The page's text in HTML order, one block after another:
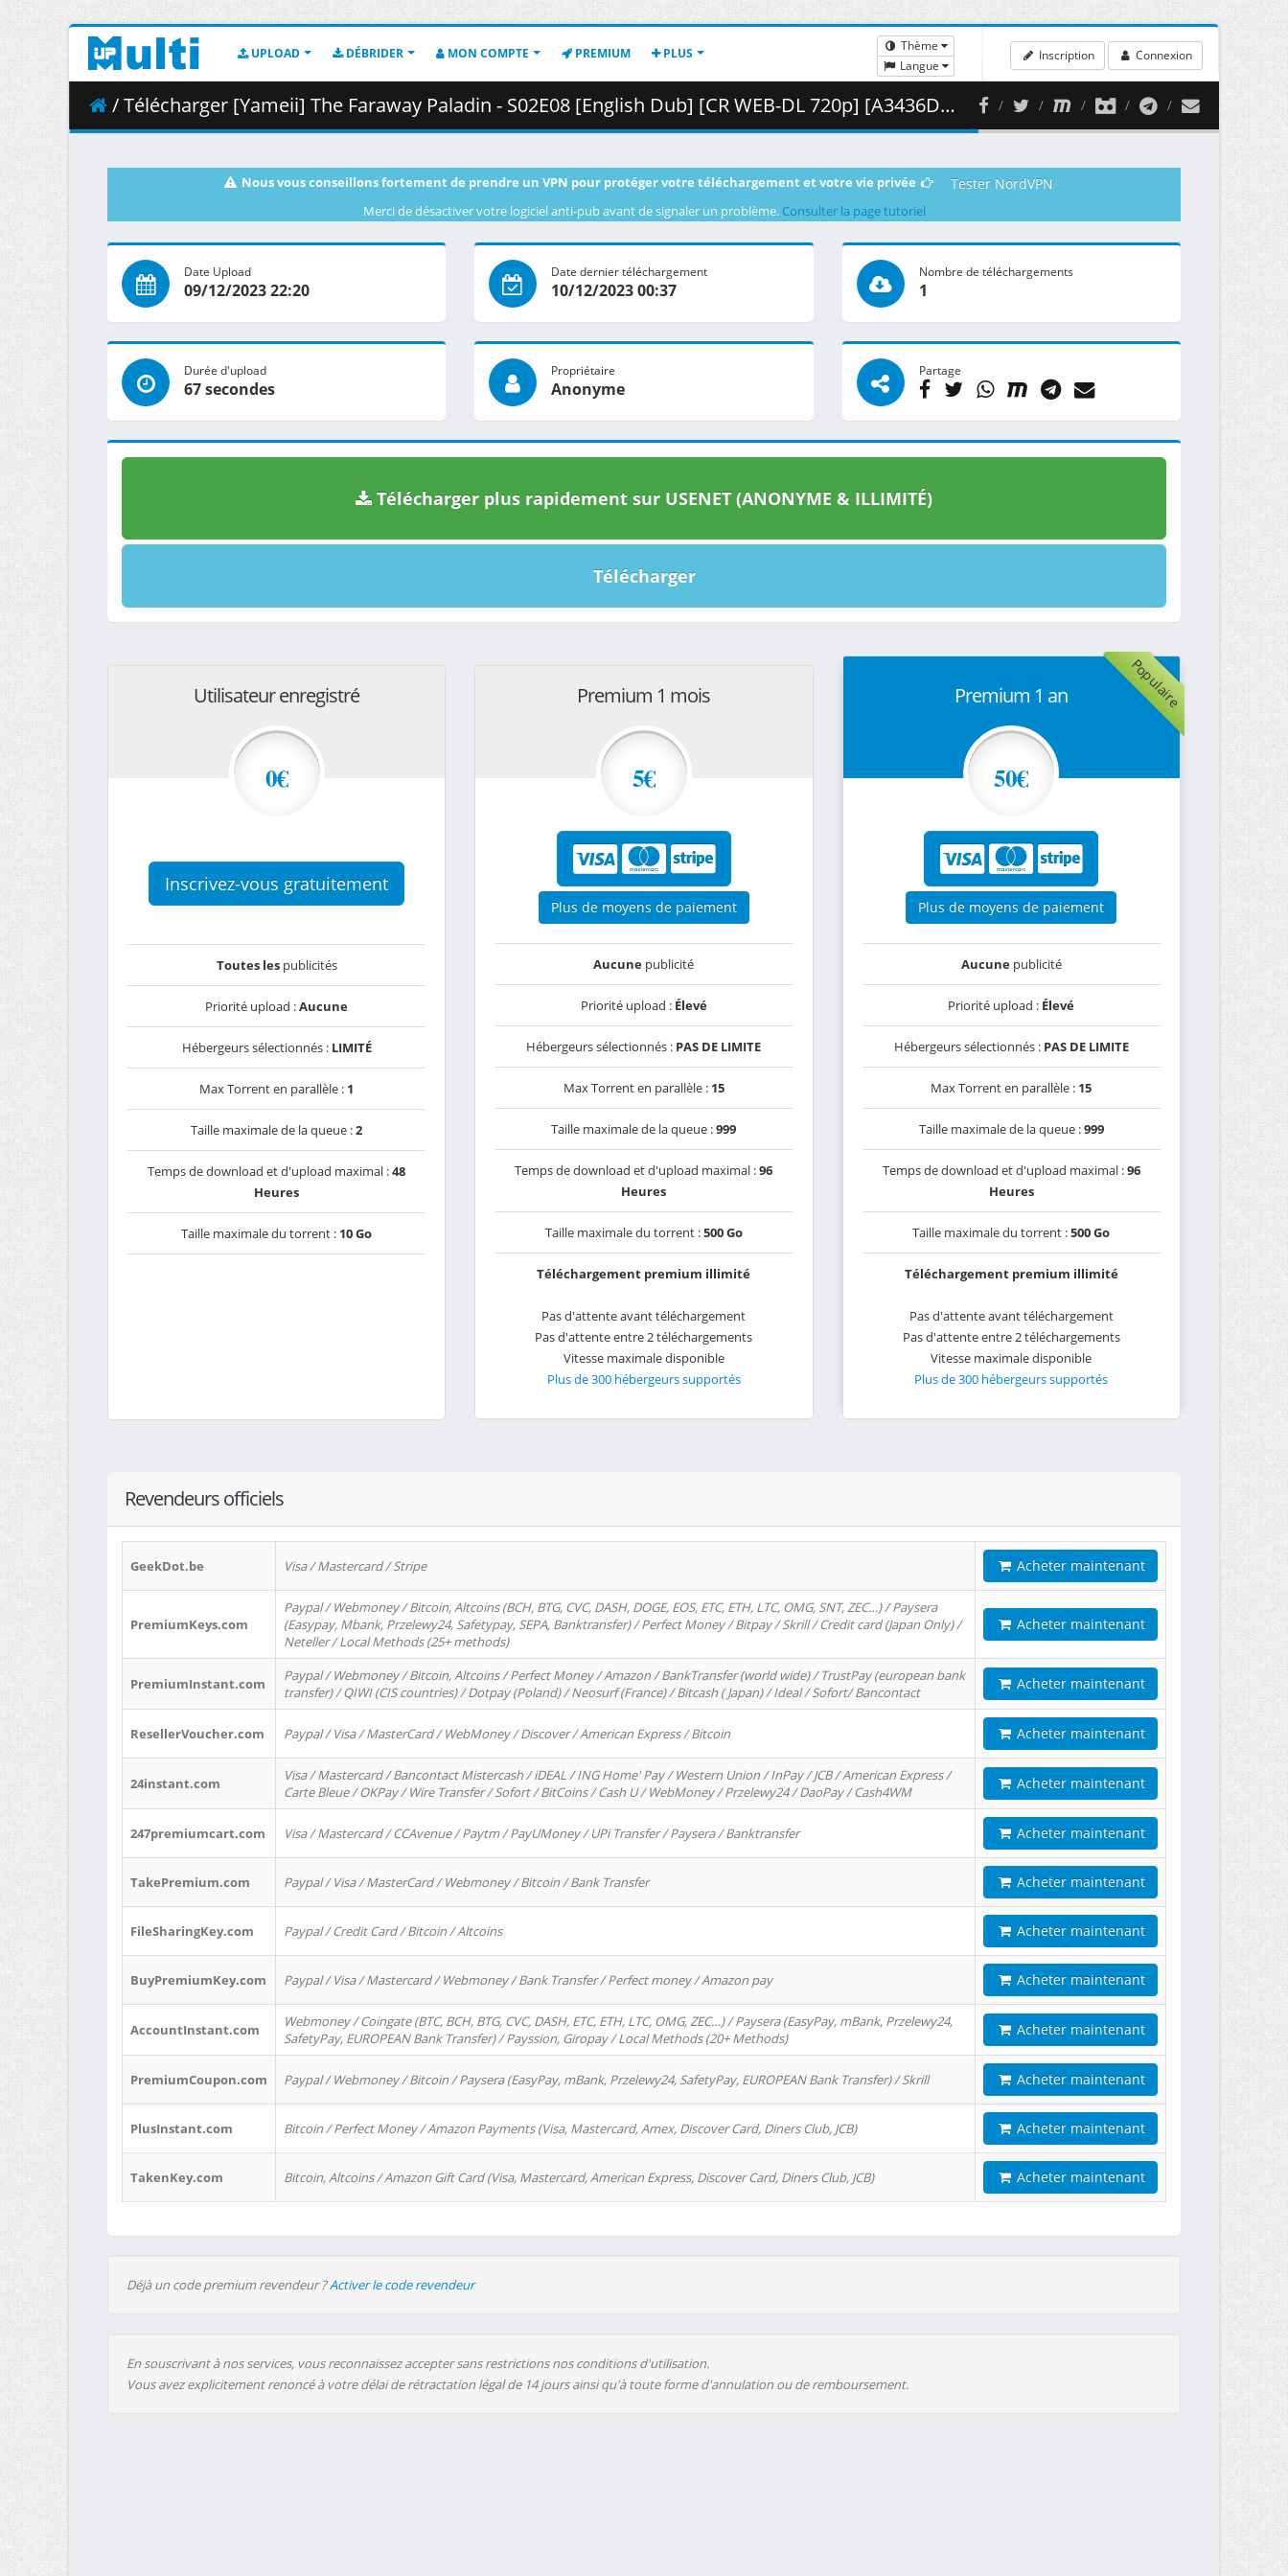
UPLOAD DÉBRIDER MON COMPTE PREMIUM PLUS
Thème
Langue
Inscription Connexion
/ Télécharger [Yameii] The Faraway Paladin - S02E08 [English Dub] [CR WEB-DL 720p] [A3436D54].mkv.001 ( 349.48 MB )
Nous vous conseillons fortement de prendre un VPN pour protéger votre téléchargement et votre vie privée Tester NordVPN
Merci de désactiver votre logiciel anti-pub avant de signaler un problème. Consulter la page tutoriel
Date Upload
09/12/2023 22:20
Date dernier téléchargement
10/12/2023 00:37
Nombre de téléchargements
1
Durée d'upload
67 secondes
Propriétaire
Anonyme
Partage
Télécharger plus rapidement sur USENET (ANONYME & ILLIMITÉ)
Télécharger
Utilisateur enregistré
0€
Inscrivez-vous gratuitement
Toutes lespublicités
Priorité upload :Aucune
Hébergeurs sélectionnés : LIMITÉ
Max Torrent en parallèle : 1
Taille maximale de la queue :2
Temps de download et d'upload maximal :48
Heures
Taille maximale du torrent : 10 Go
Premium 1 mois
5€
Plus de moyens de paiement
Aucune publicité
Priorité upload : Élevé
Hébergeurs sélectionnés : PAS DE LIMITE
Max Torrent en parallèle : 15
Taille maximale de la queue :999
Temps de download et d'upload maximal :96
Heures
Taille maximale du torrent :500 Go
Téléchargement premium illimité
Pas d'attente avant téléchargement
Pas d'attente entre 2 téléchargements
Vitesse maximale disponible
Plus de 300 hébergeurs supportés
Populaire
Premium 1 an
50€
Plus de moyens de paiement
Aucunepublicité
Priorité upload : Élevé
Hébergeurs sélectionnés : PAS DE LIMITE
Max Torrent en parallèle : 15
Taille maximale de la queue :999
Temps de download et d'upload maximal :96
Heures
Taille maximale du torrent :500 Go
Téléchargement premium illimité
Pas d'attente avant téléchargement
Pas d'attente entre 2 téléchargements
Vitesse maximale disponible
Plus de 300 hébergeurs supportés
Revendeurs officiels
GeekDot.be Visa / Mastercard / Stripe Acheter maintenant
PremiumKeys.com
Paypal / Webmoney / Bitcoin, Altcoins (BCH, BTG, CVC, DASH, DOGE, EOS, ETC, ETH, LTC, OMG, SNT, ZEC…) / Paysera
(Easypay, Mbank, Przelewy24, Safetypay, SEPA, Banktransfer) / Perfect Money / Bitpay / Skrill / Credit card (Japan Only) /
Neteller / Local Methods (25+ methods)
Acheter maintenant
PremiumInstant.com
Paypal / Webmoney / Bitcoin, Altcoins / Perfect Money / Amazon / BankTransfer (world wide) / TrustPay (european bank
transfer) / QIWI (CIS countries) / Dotpay (Poland) / Neosurf (France) / Bitcash ( Japan) / Ideal / Sofort/ Bancontact
Acheter maintenant
ResellerVoucher.com Paypal / Visa / MasterCard / WebMoney / Discover / American Express / Bitcoin Acheter maintenant
24instant.com
Visa / Mastercard / Bancontact Mistercash / iDEAL / ING Home' Pay / Western Union / InPay / JCB / American Express /
Carte Bleue / OKPay / Wire Transfer / Sofort / BitCoins / Cash U / WebMoney / Przelewy24 / DaoPay / Cash4WM
Acheter maintenant
247premiumcart.com Visa / Mastercard / CCAvenue / Paytm / PayUMoney / UPi Transfer / Paysera / Banktransfer Acheter maintenant
TakePremium.com Paypal / Visa / MasterCard / Webmoney / Bitcoin / Bank Transfer Acheter maintenant
FileSharingKey.com Paypal / Credit Card / Bitcoin / Altcoins Acheter maintenant
BuyPremiumKey.com Paypal / Visa / Mastercard / Webmoney / Bank Transfer / Perfect money / Amazon pay Acheter maintenant
AccountInstant.com
Webmoney / Coingate (BTC, BCH, BTG, CVC, DASH, ETC, ETH, LTC, OMG, ZEC…) / Paysera (EasyPay, mBank, Przelewy24,
SafetyPay, EUROPEAN Bank Transfer) / Payssion, Giropay / Local Methods (20+ Methods)
Acheter maintenant
PremiumCoupon.com Paypal / Webmoney / Bitcoin / Paysera (EasyPay, mBank, Przelewy24, SafetyPay, EUROPEAN Bank Transfer) / Skrill Acheter maintenant
PlusInstant.com Bitcoin / Perfect Money / Amazon Payments (Visa, Mastercard, Amex, Discover Card, Diners Club, JCB) Acheter maintenant
TakenKey.com Bitcoin, Altcoins / Amazon Gift Card (Visa, Mastercard, American Express, Discover Card, Diners Club, JCB) Acheter maintenant
Déjà un code premium revendeur ?Activer le code revendeur
En souscrivant à nos services, vous reconnaissez accepter sans restrictions nos conditions d'utilisation.
Vous avez explicitement renoncé à votre délai de rétractation légal de 14 jours ainsi qu'à toute forme d'annulation ou de remboursement.